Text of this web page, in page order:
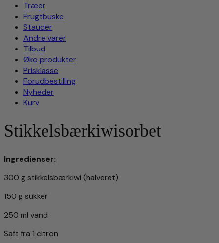
Træer
Frugtbuske
Stauder
Andre varer
Tilbud
Øko produkter
Prisklasse
Forudbestilling
Nyheder
Kurv
Stikkelsbærkiwisorbet
Ingredienser:
300 g stikkelsbærkiwi (halveret)
150 g sukker
250 ml vand
Saft fra 1 citron